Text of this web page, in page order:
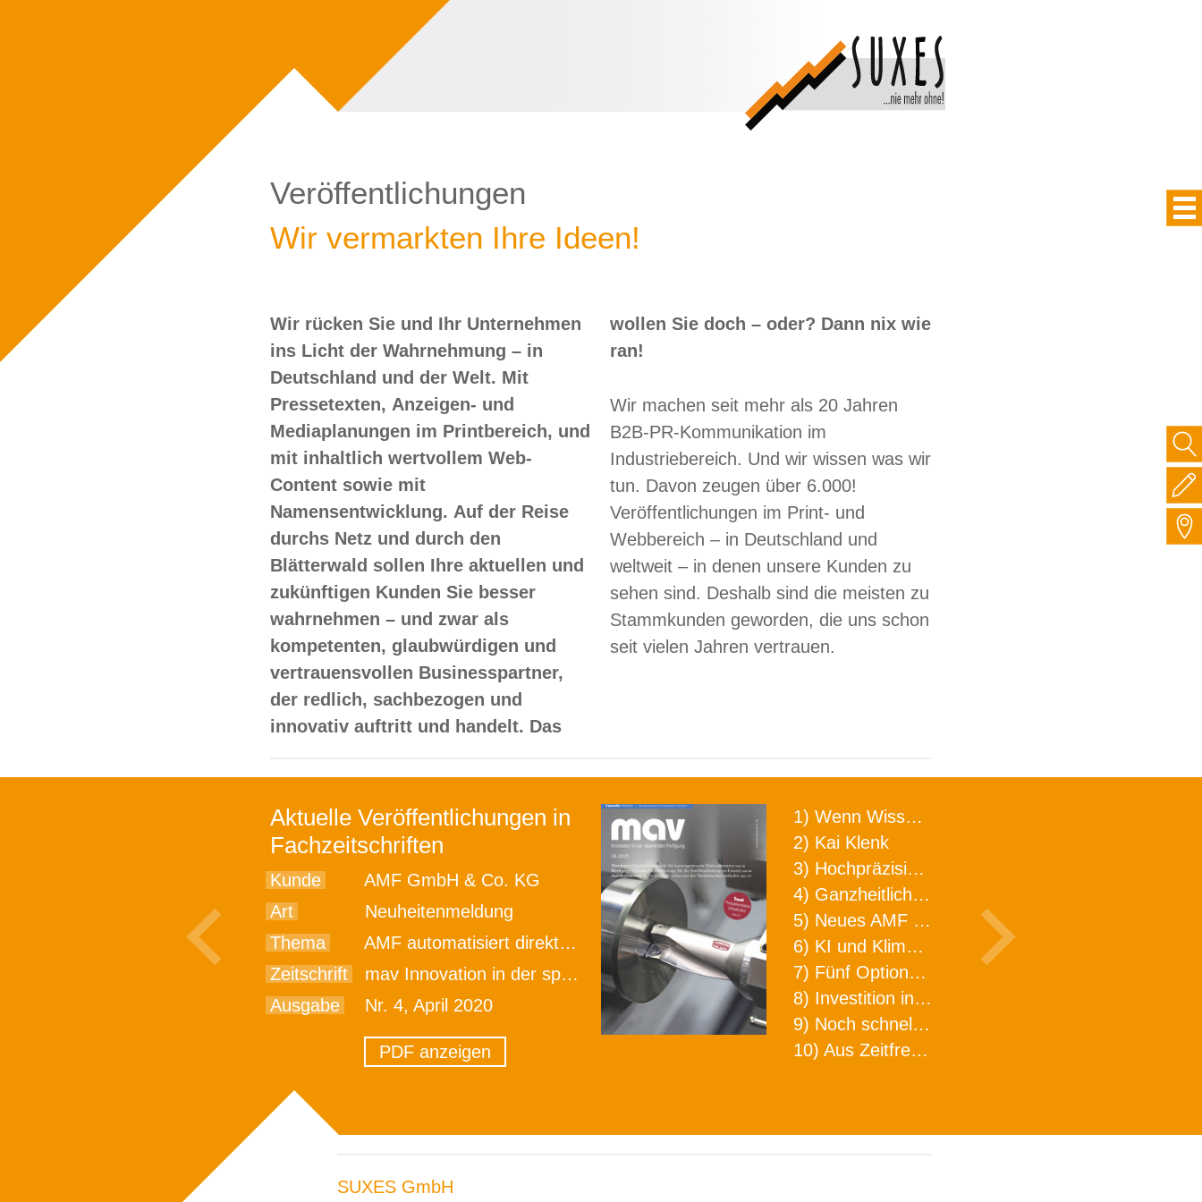
Veröffentlichungen
Wir vermarkten Ihre Ideen!
Wir rücken Sie und Ihr Unternehmen
ins Licht der Wahrnehmung – in
Deutschland und der Welt. Mit
Pressetexten, Anzeigen- und
Mediaplanungen im Printbereich, und
mit inhaltlich wertvollem Web-
Content sowie mit
Namensentwicklung. Auf der Reise
durchs Netz und durch den
Blätterwald sollen Ihre aktuellen und
zukünftigen Kunden Sie besser
wahrnehmen – und zwar als
kompetenten, glaubwürdigen und
vertrauensvollen Businesspartner,
der redlich, sachbezogen und
innovativ auftritt und handelt. Das
wollen Sie doch – oder? Dann nix wie
ran!
Wir machen seit mehr als 20 Jahren
B2B-PR-Kommunikation im
Industriebereich. Und wir wissen was wir
tun. Davon zeugen über 6.000!
Veröffentlichungen im Print- und
Webbereich – in Deutschland und
weltweit – in denen unsere Kunden zu
sehen sind. Deshalb sind die meisten zu
Stammkunden geworden, die uns schon
seit vielen Jahren vertrauen.
Aktuelle Veröffentlichungen in
Fachzeitschriften
Kunde
AMF GmbH & Co. KG
Art
Neuheitenmeldung
Thema
AMF automatisiert direkt auf dem Maschinentisch
Zeitschrift
mav Innovation in der spanenden Fertigung
Ausgabe
Nr. 4, April 2020
PDF anzeigen
1) Wenn Wissen geht, kann ARNO WERKZEUGE helfen
2) Kai Klenk
3) Hochpräzision in neuer Dimension
4) Ganzheitlicher Ansatz für mehr Effizienz und Produktivität in der Zerspanung
5) Neues AMF Logistikzentrum feierlich eröffnet
6) KI und Klimaschutz im Schaltanlagenbau
7) Fünf Optionen, wie man Zeitfresser in Effizienz umwandelt
8) Investition in Fellbach mit nachhaltiger Logistik und Lagerfläche
9) Noch schnellere Lieferung
10) Aus Zeitfressern wird Effizienz
SUXES GmbH